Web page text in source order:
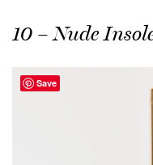
10 – Nude
Save